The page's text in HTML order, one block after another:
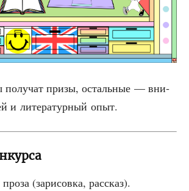
полу­чат при­зы, осталь­ные — вни­
и лите­ра­тур­ный опыт.
(зари­сов­ка, рассказ).